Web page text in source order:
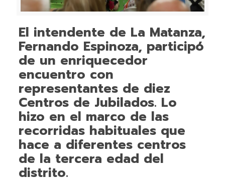
El intendente de La Matanza,
Fernando Espinoza, participó
de un enriquecedor
encuentro con
representantes de diez
Centros de Jubilados. Lo
hizo en el marco de las
recorridas habituales que
hace a diferentes centros
de la tercera edad del
distrito.